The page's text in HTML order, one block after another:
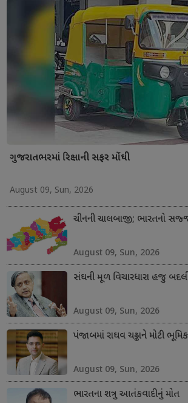
ગુજરાતભરમાં રિક્ષાની સફર મોંઘી
August 09, Sun, 2026
ચીનની ચાલબાજી; ભારતનો
August 09, Sun, 2026
સંઘની મૂળ વિચારધારા હજુ
August 09, Sun, 2026
પંજાબમાં રાઘવ ચઢ્ઢાને મોટી
August 09, Sun, 2026
ભારતના શત્રુ આતંકવાદીનું મોત